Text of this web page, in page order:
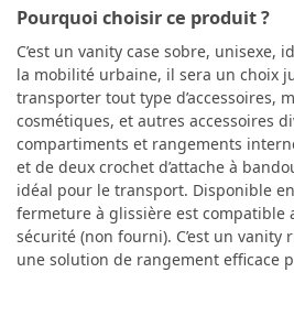
Pourquoi choisir ce produit ?
C’est un vanity case sobre, unisexe,
la mobilité urbaine, il sera un choix
transporter tout type d’accessoires,
cosmétiques, et autres accessoires
compartiments et rangements
et de deux crochet d’attache à
idéal pour le transport. Disponible
fermeture à glissière est compatible
sécurité (non fourni). C’est un
une solution de rangement efficace